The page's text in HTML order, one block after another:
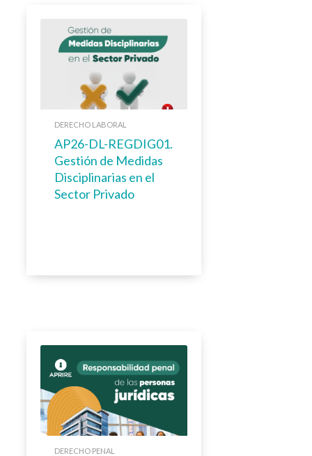
DERECHO LABORAL
AP26-DL-REGDIG01.
Gestión de Medidas
Disciplinarias en el
Sector Privado
DERECHO PENAL